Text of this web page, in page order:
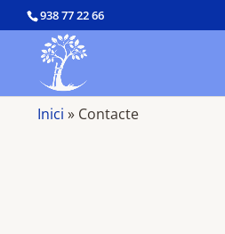
938 77 22 66
Inici » Contacte